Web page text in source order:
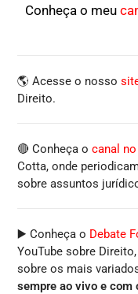
Conheça o meu
🌎 Acesse o nosso
Direito.
🔴 Conheça ocanal
Cotta, onde
sobre assuntos
▶️ Conheça o Debate
YouTube sobre
sobre os mais
sempre ao vivo e com